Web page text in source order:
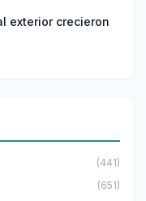
exterior crecieron
(441)
(651)